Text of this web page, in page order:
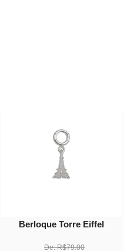
Berloque Torre Eiffel
De:R$79.00